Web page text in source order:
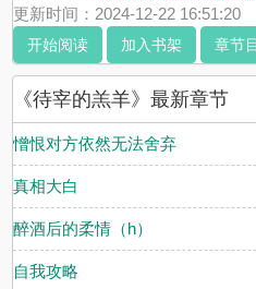
更新时间：2024-12-22 16:51:20
开始阅读 加入书架 章节
《待宰的羔羊》最新章节
憎恨对方依然无法舍弃
真相大白
醉酒后的柔情（h）
自我攻略